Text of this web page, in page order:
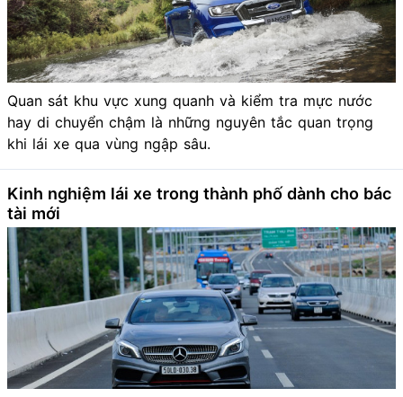
Quan sát khu vực xung quanh và kiểm tra mực nước
hay di chuyển chậm là những nguyên tắc quan trọng
khi lái xe qua vùng ngập sâu.
Kinh nghiệm lái xe trong thành phố dành cho bác
tài mới